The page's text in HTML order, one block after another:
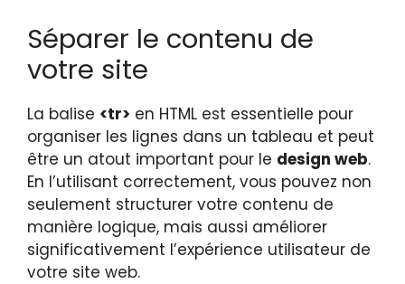
Séparer le contenu de
votre site
La balise <tr> en HTML est essentielle pour
organiser les lignes dans un tableau et peut
être un atout important pour le design web.
En l’utilisant correctement, vous pouvez non
seulement structurer votre contenu de
manière logique, mais aussi améliorer
significativement l’expérience utilisateur de
votre site web.